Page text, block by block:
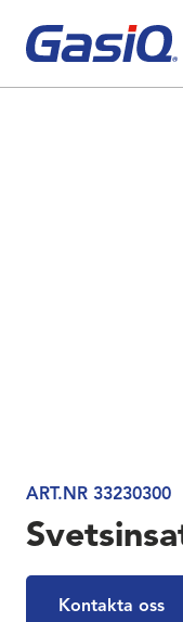
Hoppa till innehåll
ART.NR 33230300
Kontakta oss